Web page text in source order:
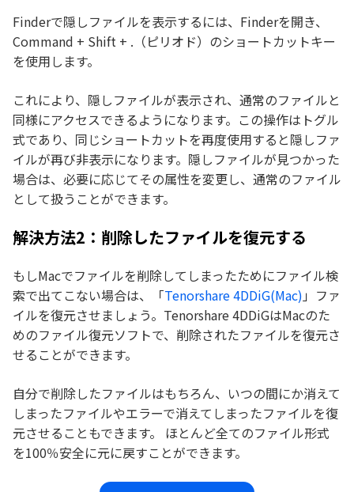
Finderで隠しファイルを表示するには、Finderを開き、
Command + Shift + .（ピリオド）のショートカットキー
を使用します。
これにより、隠しファイルが表示され、通常のファイルと
同様にアクセスできるようになります。この操作はトグル
式であり、同じショートカットを再度使用すると隠しファ
イルが再び非表示になります。隠しファイルが見つかった
場合は、必要に応じてその属性を変更し、通常のファイル
として扱うことができます。
解決方法2：削除したファイルを復元する
もしMacでファイルを削除してしまったためにファイル検
索で出てこない場合は、「Tenorshare 4DDiG(Mac) 」ファ
イルを復元させましょう。Tenorshare 4DDiGはMacのた
めのファイル復元ソフトで、削除されたファイルを復元さ
せることができます。
自分で削除したファイルはもちろん、いつの間にか消えて
しまったファイルやエラーで消えてしまったファイルを復
元させることもできます。 ほとんど全てのファイル形式
を100％安全に元に戻すことができます。